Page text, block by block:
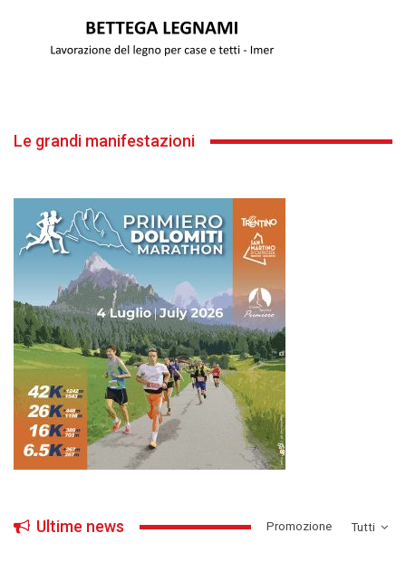
Le grandi manifestazioni
Tutti
Ultime news ­Promozione